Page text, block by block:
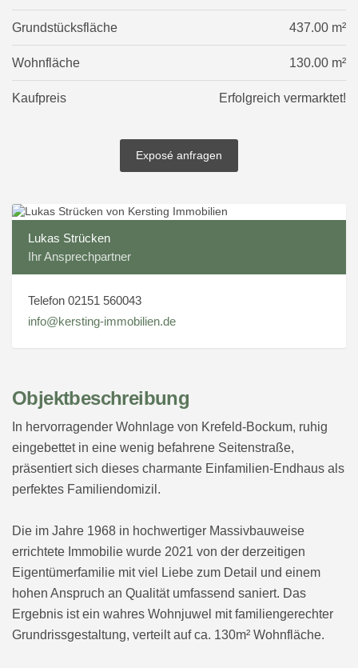
Grundstücksfläche 437.00 m²
Wohnfläche 130.00 m²
Kaufpreis Erfolgreich vermarktet!
Exposé anfragen
Lukas Strücken
Ihr Ansprechpartner
Telefon 02151 560043
info@kersting-immobilien.de
Objektbeschreibung
In hervorragender Wohnlage von Krefeld-Bockum, ruhig
eingebettet in eine wenig befahrene Seitenstraße,
präsentiert sich dieses charmante Einfamilien-Endhaus als
perfektes Familiendomizil.
Die im Jahre 1968 in hochwertiger Massivbauweise
errichtete Immobilie wurde 2021 von der derzeitigen
Eigentümerfamilie mit viel Liebe zum Detail und einem
hohen Anspruch an Qualität umfassend saniert. Das
Ergebnis ist ein wahres Wohnjuwel mit familiengerechter
Grundrissgestaltung, verteilt auf ca. 130m² Wohnfläche.